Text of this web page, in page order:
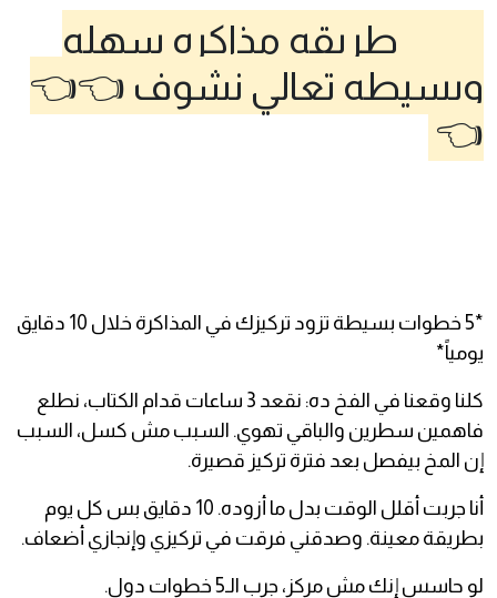
طريقه مذاكره سهله
وبسيطه تعالي نشوف 👈👈
👈
*5 خطوات بسيطة تزود تركيزك في المذاكرة خلال 10 دقايق
يومياً*
كلنا وقعنا في الفخ ده: نقعد 3 ساعات قدام الكتاب، نطلع
فاهمين سطرين والباقي تهوي. السبب مش كسل، السبب
إن المخ بيفصل بعد فترة تركيز قصيرة.
أنا جربت أقلل الوقت بدل ما أزوده. 10 دقايق بس كل يوم
بطريقة معينة. وصدقني فرقت في تركيزي وإنجازي أضعاف.
لو حاسس إنك مش مركز، جرب الـ5 خطوات دول.